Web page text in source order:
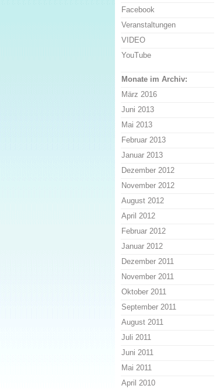
Facebook
Veranstaltungen
VIDEO
YouTube
Monate im Archiv:
März 2016
Juni 2013
Mai 2013
Februar 2013
Januar 2013
Dezember 2012
November 2012
August 2012
April 2012
Februar 2012
Januar 2012
Dezember 2011
November 2011
Oktober 2011
September 2011
August 2011
Juli 2011
Juni 2011
Mai 2011
April 2010